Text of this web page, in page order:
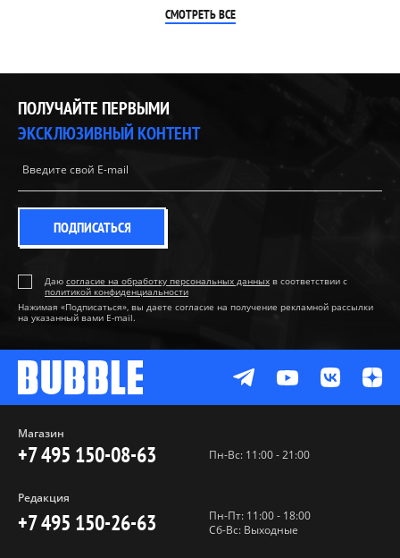
СМОТРЕТЬ ВСЕ
ПОЛУЧАЙТЕ ПЕРВЫМИ
ЭКСКЛЮЗИВНЫЙ КОНТЕНТ
ПОДПИСАТЬСЯ
Даю согласие на обработку персональных данных в соответствии с
политикой конфиденциальности
Нажимая «Подписаться», вы даете согласие на получение рекламной рассылки
на указанный вами E-mail.
Магазин
+7 495 150-08-63 Пн-Вс: 11:00 - 21:00
Редакция
+7 495 150-26-63
Пн-Пт: 11:00 - 18:00
Сб-Вс: Выходные